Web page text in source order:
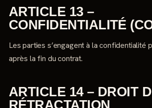
ARTICLE 13 –
CONFIDENTIALITÉ
Les parties s’engagent à la confidentialité
après la fin du contrat.
ARTICLE 14 – DROIT
RÉTRACTATION